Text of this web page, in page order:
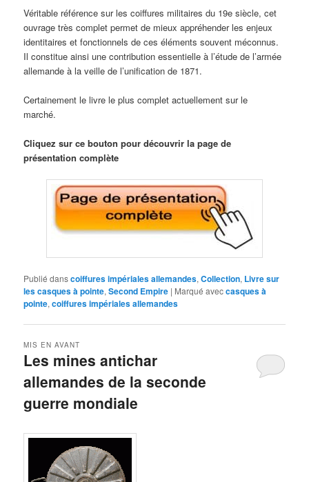
Véritable référence sur les coiffures militaires du 19e siècle, cet
ouvrage très complet permet de mieux appréhender les enjeux
identitaires et fonctionnels de ces éléments souvent méconnus.
Il constitue ainsi une contribution essentielle à l’étude de l’armée
allemande à la veille de l’unification de 1871.
Certainement le livre le plus complet actuellement sur le
marché.
Cliquez sur ce bouton pour découvrir la page de
présentation complète
Publié danscoiffures impériales allemandes,Collection, Livre sur
les casques à pointe,Second Empire | Marqué aveccasques à
pointe,coiffures impériales allemandes
Les mines antichar
allemandes de la seconde
guerre mondiale
MIS EN AVANT